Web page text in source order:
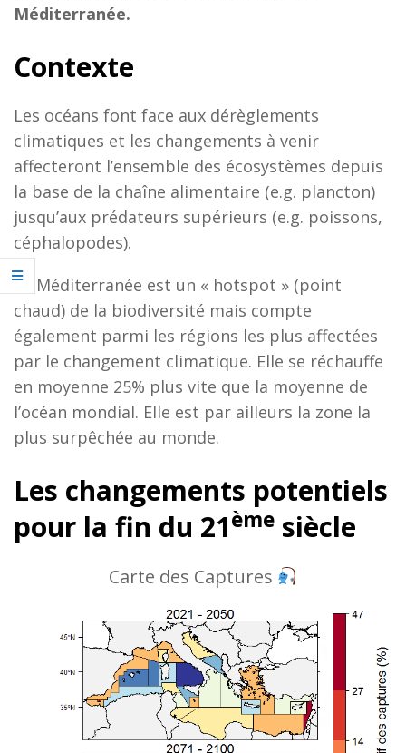
Méditerranée.
Contexte
Les océans font face aux dérèglements
climatiques et les changements à venir
affecteront l’ensemble des écosystèmes depuis
la base de la chaîne alimentaire (e.g. plancton)
jusqu’aux prédateurs supérieurs (e.g. poissons,
céphalopodes).
La Méditerranée est un « hotspot » (point
chaud) de la biodiversité mais compte
également parmi les régions les plus affectées
par le changement climatique. Elle se réchauffe
en moyenne 25% plus vite que la moyenne de
l’océan mondial. Elle est par ailleurs la zone la
plus surpêchée au monde.
Les changements potentiels
pour la fin du 21ème siècle
Carte des Captures